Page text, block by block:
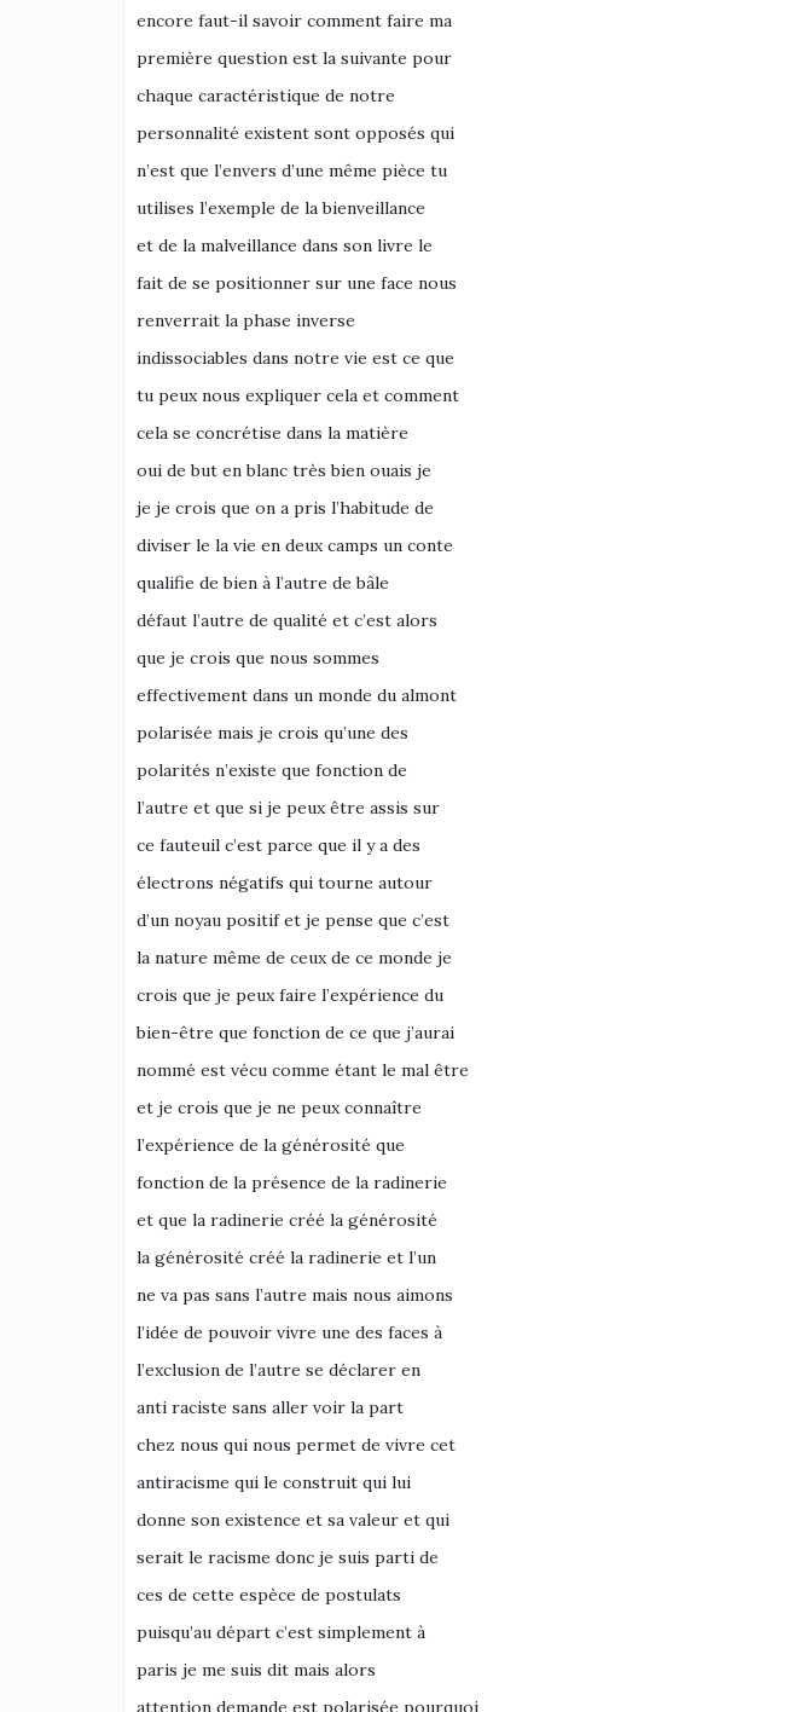
encore faut-il savoir comment faire ma
première question est la suivante pour
chaque caractéristique de notre
personnalité existent sont opposés qui
n’est que l’envers d’une même pièce tu
utilises l’exemple de la bienveillance
et de la malveillance dans son livre le
fait de se positionner sur une face nous
renverrait la phase inverse
indissociables dans notre vie est ce que
tu peux nous expliquer cela et comment
cela se concrétise dans la matière
oui de but en blanc très bien ouais je
je je crois que on a pris l’habitude de
diviser le la vie en deux camps un conte
qualifie de bien à l’autre de bâle
défaut l’autre de qualité et c’est alors
que je crois que nous sommes
effectivement dans un monde du almont
polarisée mais je crois qu’une des
polarités n’existe que fonction de
l’autre et que si je peux être assis sur
ce fauteuil c’est parce que il y a des
électrons négatifs qui tourne autour
d’un noyau positif et je pense que c’est
la nature même de ceux de ce monde je
crois que je peux faire l’expérience du
bien-être que fonction de ce que j’aurai
nommé est vécu comme étant le mal être
et je crois que je ne peux connaître
l’expérience de la générosité que
fonction de la présence de la radinerie
et que la radinerie créé la générosité
la générosité créé la radinerie et l’un
ne va pas sans l’autre mais nous aimons
l’idée de pouvoir vivre une des faces à
l’exclusion de l’autre se déclarer en
anti raciste sans aller voir la part
chez nous qui nous permet de vivre cet
antiracisme qui le construit qui lui
donne son existence et sa valeur et qui
serait le racisme donc je suis parti de
ces de cette espèce de postulats
puisqu’au départ c’est simplement à
paris je me suis dit mais alors
attention demande est polarisée pourquoi